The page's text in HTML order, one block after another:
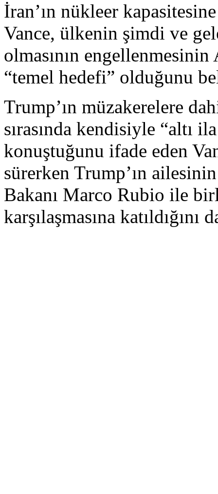
İran’ın nükleer
Vance, ülkenin şimdi ve
olmasının
“temel hedefi” olduğunu
Trump’ın müzakerelere
sırasında kendisiyle “altı
konuştuğunu ifade eden
sürerken Trump’ın
Bakanı Marco Rubio ile
karşılaşmasına katıldığını